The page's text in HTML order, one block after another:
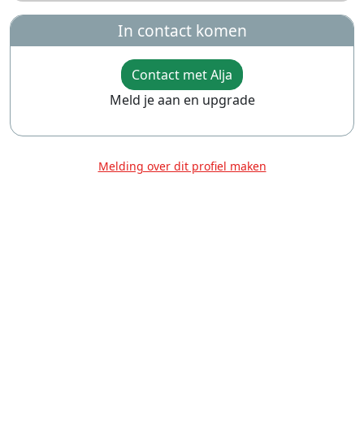
In contact komen
Contact met Alja
Meld je aan en upgrade
Melding over dit profiel maken